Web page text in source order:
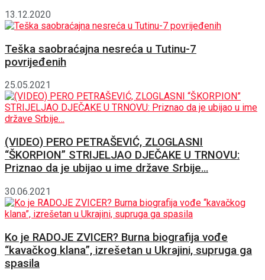
13.12.2020
Teška saobraćajna nesreća u Tutinu-7
povrijeđenih
25.05.2021
(VIDEO) PERO PETRAŠEVIĆ, ZLOGLASNI
“ŠKORPION” STRIJELJAO DJEČAKE U TRNOVU:
Priznao da je ubijao u ime države Srbije…
30.06.2021
Ko je RADOJE ZVICER? Burna biografija vođe
“kavačkog klana”, izrešetan u Ukrajini, supruga ga
spasila